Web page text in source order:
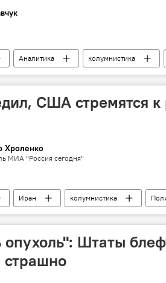
Аналитика колумнистика
США стремятся
Хроленко
МИА "Россия сегодня"
Иран колумнистика
опухоль": Штаты
страшно